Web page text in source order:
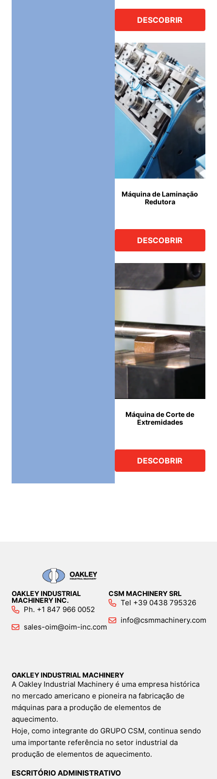
DESCOBRIR
Máquina de Laminação
Redutora
DESCOBRIR
Máquina de Corte de
Extremidades
DESCOBRIR
OAKLEY INDUSTRIAL
MACHINERY INC.
Ph. +1 847 966 0052
sales-oim@oim-inc.com
CSM MACHINERY SRL
Tel +39 0438 795326
info@csmmachinery.com
OAKLEY INDUSTRIAL MACHINERY
A Oakley Industrial Machinery é uma empresa histórica
no mercado americano e pioneira na fabricação de
máquinas para a produção de elementos de
aquecimento.
Hoje, como integrante do GRUPO CSM, continua sendo
uma importante referência no setor industrial da
produção de elementos de aquecimento.
ESCRITÓRIO ADMINISTRATIVO